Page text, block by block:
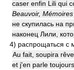
caser enfin Lili qui
Beauvoir,
не скупилась на
наконец Лили,
4) распрощаться с
Au fait, soupira
et j'en parle